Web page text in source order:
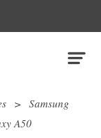
> Samsung
A50